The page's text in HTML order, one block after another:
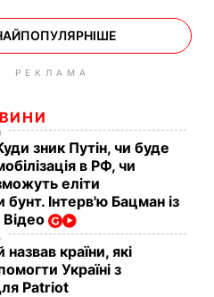
РЕКЛАМА
зник Путін, чи буде
в РФ, чи
еліти
бунт. Інтерв'ю Бацман із
країни, які
Україні з
Patriot